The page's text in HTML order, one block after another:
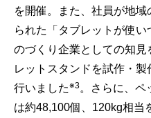
を開催。また、社員が地
られた「タブレットが使
のづくり企業としての知
レットスタンドを試作・
行いました※3。さらに、ペ
は約48,100個、120kg相当